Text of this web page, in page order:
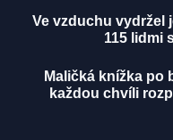
Ve vzduchu vydržel
115 lidmi
Maličká knížka po
každou chvíli